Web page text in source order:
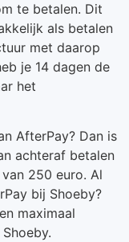
te betalen. Dit
als betalen
met daarop
je 14 dagen de
het
AfterPay? Dan is
achteraf betalen
250 euro. Al
bij Shoeby?
maximaal